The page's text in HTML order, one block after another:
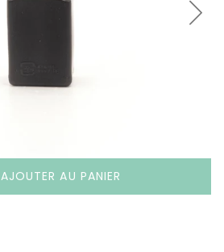
AJOUTER AU PANIER